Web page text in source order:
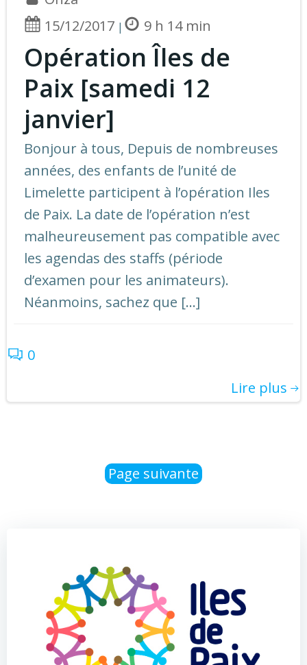
15/12/2017 | 9 h 14 min
Opération Îles de
Paix [samedi 12
janvier]
Bonjour à tous, Depuis de nombreuses
années, des enfants de l’unité de
Limelette participent à l’opération Iles
de Paix. La date de l’opération n’est
malheureusement pas compatible avec
les agendas des staffs (période
d’examen pour les animateurs).
Néanmoins, sachez que […]
0
Lire plus
Page suivante